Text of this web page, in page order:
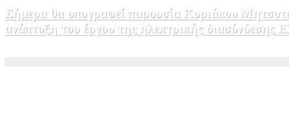
Σήμερα θα υπογραφεί παρουσία Κυριάκου
ανάπτυξη του έργου της ηλεκτρικής διασύνδεσης